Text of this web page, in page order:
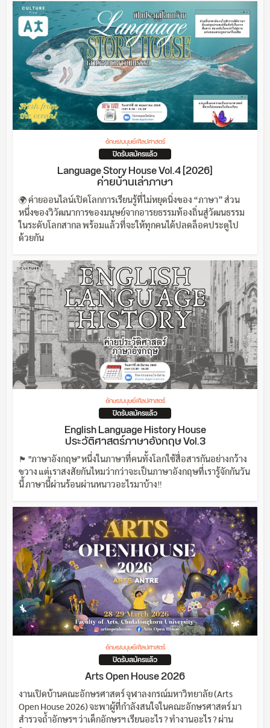
อักษร/มนุษย์/ศิลปศาสตร์
ปิดรับสมัครแล้ว
Language Story House Vol.4 [2026]
ค่ายบ้านเล่าภาษา
🌍 ค่ายออนไลน์เปิดโลกการเรียนรู้ที่ไม่หยุดนิ่งของ “ภาษา” ส่วน
หนึ่งของวิวัฒนาการของมนุษย์จากอารยธรรมท้องถิ่นสู่วัฒนธรรม
ในระดับโลกสากล พร้อมแล้วที่จะให้ทุกคนได้ปลดล็อคประตูไป
ด้วยกัน
อักษร/มนุษย์/ศิลปศาสตร์
ปิดรับสมัครแล้ว
English Language History House
ประวัติศาสตร์ภาษาอังกฤษ Vol.3
🏴󠁧󠁢󠁥󠁮󠁧󠁿 "ภาษาอังกฤษ" หนึ่งในภาษาที่คนทั้งโลกใช้สื่อสารกันอย่างกว้าง
ขวาง แต่เราสงสัยกันไหมว่ากว่าจะเป็นภาษาอังกฤษที่เรารู้จักกันวัน
นี้ ภาษานี้ผ่านร้อนผ่านหนาวอะไรมาบ้าง‼️
อักษร/มนุษย์/ศิลปศาสตร์
ปิดรับสมัครแล้ว
Arts Open House 2026
งานเปิดบ้านคณะอักษรศาสตร์ จุฬาลงกรณ์มหาวิทยาลัย (Arts
Open House 2026) จะพาผู้ที่กำลังสนใจในคณะอักษรศาสตร์ มา
สำรวจถ้ำอักษรฯ ว่าเด็กอักษรฯ เรียนอะไร ? ทำงานอะไร ? ผ่าน